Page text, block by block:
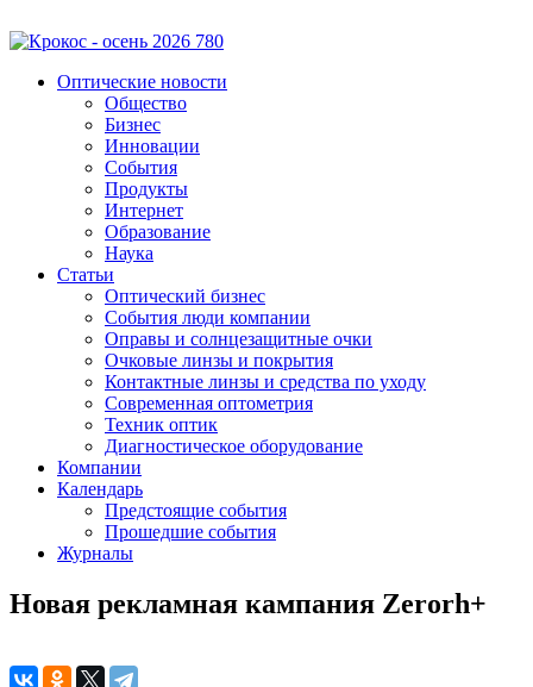
Оптические новости
Общество
Бизнес
Инновации
События
Продукты
Интернет
Образование
Наука
Статьи
Оптический бизнес
События люди компании
Оправы и солнцезащитные очки
Очковые линзы и покрытия
Контактные линзы и средства по уходу
Современная оптометрия
Техник оптик
Диагностическое оборудование
Компании
Календарь
Предстоящие события
Прошедшие события
Журналы
Новая рекламная кампания Zerorh+